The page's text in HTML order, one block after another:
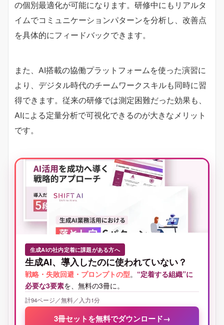
の個別最適化が可能になります。研修中にもリアルタ
イムでコミュニケーションパターンを分析し、改善点
を具体的にフィードバックできます。
また、AI搭載の協働プラットフォームを使った演習に
より、デジタル時代のチームワークスキルも同時に習
得できます。従来の研修では測定困難だった効果も、
AIによる定量分析で可視化できるのが大きなメリット
です。
生成AIの社内定着に課題がある方へ
生成AI、導入したのに使われていない？
戦略・失敗回避・プロンプトの型。 “定着する組織”に
必要な3要素を、無料の3冊に。
計94ページ／無料／入力1分
3冊セットを無料でダウンロード→